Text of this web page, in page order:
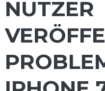
NUTZER